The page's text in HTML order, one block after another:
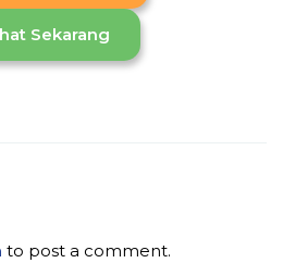
Sekarang
to post a comment.